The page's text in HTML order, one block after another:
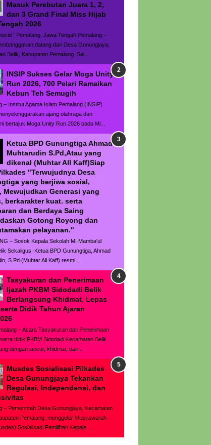
Masuk Perebutan Juara 1, 2,
dan 3 Grand Final Miss Hijab
2026
| Pemalang, Jawa Tengah Pemalang –
datang dari Desa Gunungjaya,
Belik, Kabupaten Pemalang. Sal...
INSIP Sukses Gelar Moga Unity
Run 2026, 700 Pelari Ramaikan
Kebun Teh Semugih
– Institut Agama Islam Pemalang (INSIP)
ajang olahraga dan
bertajuk Moga Unity Run 2026 pada Mi...
Ketua BPD Gunungtiga Ahmad
Muhtarudin S.Pd,Atau yang
dikenal (Muhtar All Kaff)Siap
"Terwujudnya Desa
yang berjiwa sosial,
Mewujudkan Generasi yang
berkarakter kuat. serta
dan Berdaya Saing
Gotong Royong dan
pelayanan."
– Sosok Kepala Sekolah MI Mamba'ul
Sekaligus Ketua BPD Gunungtiga, Ahmad
S.Pd.(Muhtar All Kaff) resmi...
Tasyakuran dan Penerimaan
Ijazah PKBM Sidodadi Belik
Berlangsung Khidmat, Lepas
Didik Tahun Ajaran
– Acara Tasyakuran dan Penerimaan
didik PKBM Sidodadi Kecamatan Belik
dengan lancar, khidmat, dan...
Musdes Sosialisasi Pilkades
Desa Gunungjaya Tekankan
Regulasi, Independensi, dan
– Pemerintah Desa Gunungjaya, Kecamatan
Pemalang, menggelar Musyawarah
Sosialisasi Pemilihan Kepala ...